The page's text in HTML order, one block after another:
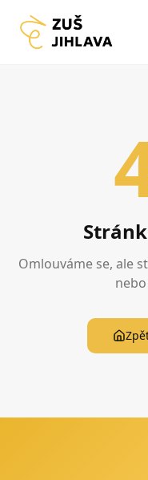
Omlouváme se, ale